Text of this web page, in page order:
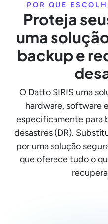
POR QUE
Proteja
uma
backup e
O Datto SIRIS uma
hardware, software
especificamente para
desastres (DR).
por uma solução
que oferece tudo o